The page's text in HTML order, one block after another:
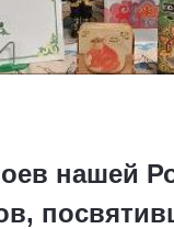
нашей